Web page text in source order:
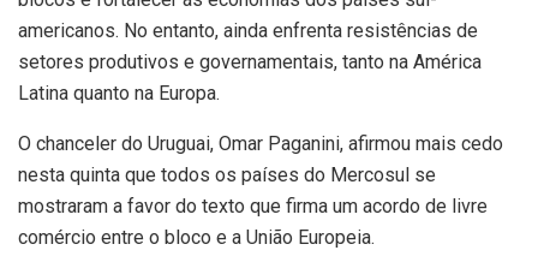
americanos. No entanto, ainda enfrenta resistências de
setores produtivos e governamentais, tanto na América
Latina quanto na Europa.
O chanceler do Uruguai, Omar Paganini, afirmou mais cedo
nesta quinta que todos os países do Mercosul se
mostraram a favor do texto que firma um acordo de livre
comércio entre o bloco e a União Europeia.